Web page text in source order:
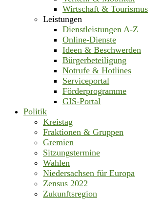
Wirtschaft & Tourismus
Leistungen
Dienstleistungen A-Z
Online-Dienste
Ideen & Beschwerden
Bürgerbeteiligung
Notrufe & Hotlines
Serviceportal
Förderprogramme
GIS-Portal
Politik
Kreistag
Fraktionen & Gruppen
Gremien
Sitzungstermine
Wahlen
Niedersachsen für Europa
Zensus 2022
Zukunftsregion